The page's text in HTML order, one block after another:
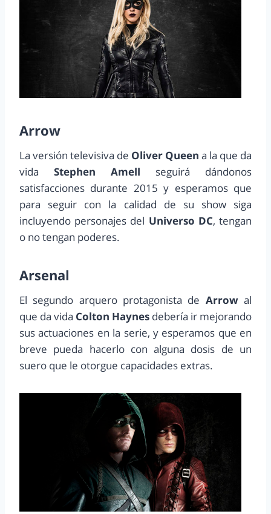
Arrow
La versión televisiva de Oliver Queen a la que da
vida Stephen Amell seguirá dándonos
satisfacciones durante 2015 y esperamos que
para seguir con la calidad de su show siga
incluyendo personajes del Universo DC, tengan
o no tengan poderes.
Arsenal
El segundo arquero protagonista de Arrowal
que da vida Colton Haynes debería ir mejorando
sus actuaciones en la serie, y esperamos que en
breve pueda hacerlo con alguna dosis de un
suero que le otorgue capacidades extras.